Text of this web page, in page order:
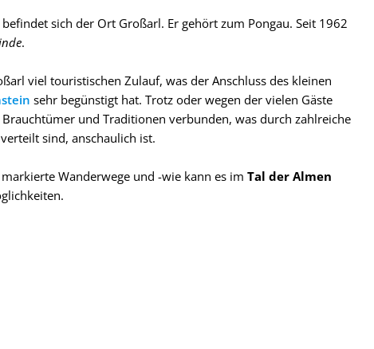
sich der Ort Großarl. Er gehört zum Pongau. Seit 1962
.
viel touristischen Zulauf, was der Anschluss des kleinen
sehr begünstigt hat. Trotz oder wegen der vielen Gäste
und Traditionen verbunden, was durch zahlreiche
sind, anschaulich ist.
Wanderwege und -wie kann es im Tal der Almen